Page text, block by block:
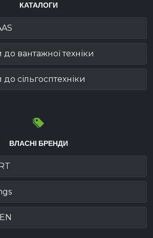
КАТАЛОГИ
вантажної техніки
сільгосптехніки
ВЛАСНІ БРЕНДИ